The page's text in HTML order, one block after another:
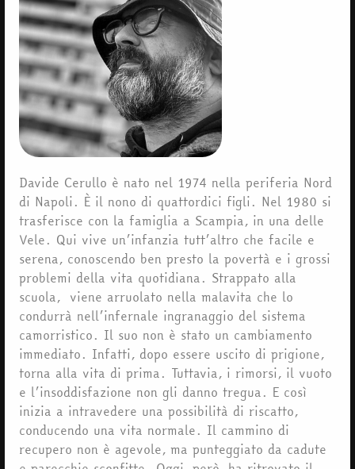
Davide Cerullo è nato nel 1974 nella periferia Nord
di Napoli. È il nono di quattordici figli. Nel 1980 si
trasferisce con la famiglia a Scampia, in una delle
Vele. Qui vive un’infanzia tutt’altro che facile e
serena, conoscendo ben presto la povertà e i grossi
problemi della vita quotidiana. Strappato alla
scuola, viene arruolato nella malavita che lo
condurrà nell’infernale ingranaggio del sistema
camorristico. Il suo non è stato un cambiamento
immediato. Infatti, dopo essere uscito di prigione,
torna alla vita di prima. Tuttavia, i rimorsi, il vuoto
e l’insoddisfazione non gli danno tregua. E così
inizia a intravedere una possibilità di riscatto,
conducendo una vita normale. Il cammino di
recupero non è agevole, ma punteggiato da cadute